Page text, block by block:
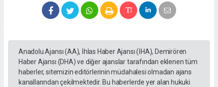
Anadolu Ajansı (AA), İhlas Haber Ajansı (İHA), Demirören
Haber Ajansı (DHA) ve diğer ajanslar tarafından eklenen tüm
haberler, sitemizin editörlerinin müdahalesi olmadan ajans
kanallarından çekilmektedir. Bu haberlerde yer alan hukuki